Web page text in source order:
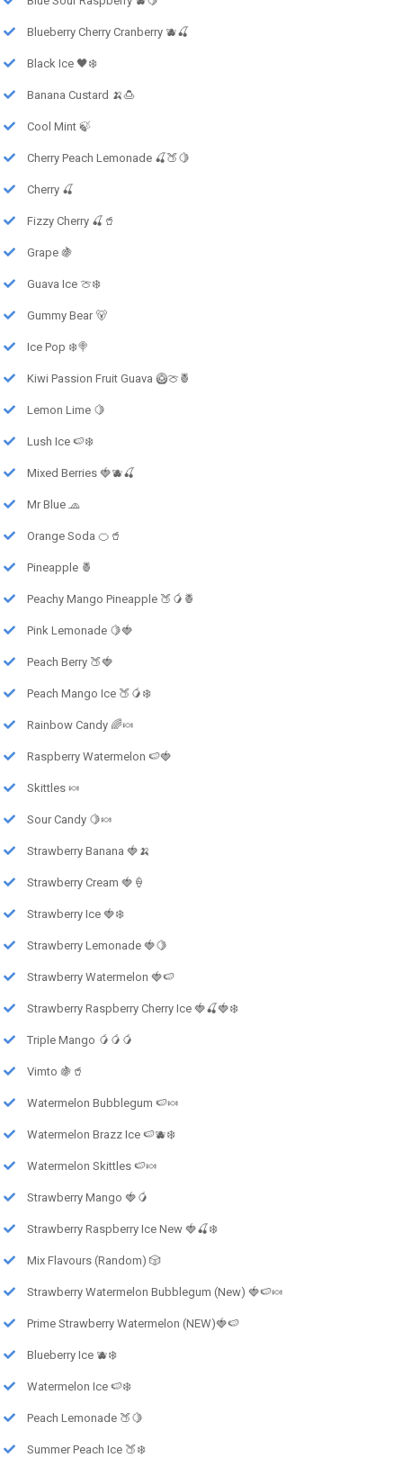
Blueberry Cherry Cranberry 🫐🍒
Black Ice 🖤❄️
Banana Custard 🍌🍮
Cool Mint 🍃
Cherry Peach Lemonade 🍒🍑🍋
Cherry 🍒
Fizzy Cherry 🍒🥤
Grape 🍇
Guava Ice 🍈❄️
Gummy Bear 🐻
Ice Pop ❄️🍭
Kiwi Passion Fruit Guava 🥝🍈🍍
Lemon Lime 🍋
Lush Ice 🍉❄️
Mixed Berries 🍓🫐🍒
Mr Blue 🧢
Orange Soda 🍊🥤
Pineapple 🍍
Peachy Mango Pineapple 🍑🥭🍍
Pink Lemonade 🍋🍓
Peach Berry 🍑🍓
Peach Mango Ice 🍑🥭❄️
Rainbow Candy 🌈🍬
Raspberry Watermelon 🍉🍓
Skittles 🍬
Sour Candy 🍋🍬
Strawberry Banana 🍓🍌
Strawberry Cream 🍓🍦
Strawberry Ice 🍓❄️
Strawberry Lemonade 🍓🍋
Strawberry Watermelon 🍓🍉
Strawberry Raspberry Cherry Ice 🍓🍒🍓❄️
Triple Mango 🥭🥭🥭
Vimto 🍇🥤
Watermelon Bubblegum 🍉🍬
Watermelon Brazz Ice 🍉🫐❄️
Watermelon Skittles 🍉🍬
Strawberry Mango 🍓🥭
Strawberry Raspberry Ice New 🍓🍒❄️
Mix Flavours (Random) 🎲
Strawberry Watermelon Bubblegum (New) 🍓🍉🍬
Prime Strawberry Watermelon (NEW)🍓🍉
Blueberry Ice 🫐❄️
Watermelon Ice 🍉❄️
Peach Lemonade 🍑🍋
Summer Peach Ice 🍑❄️